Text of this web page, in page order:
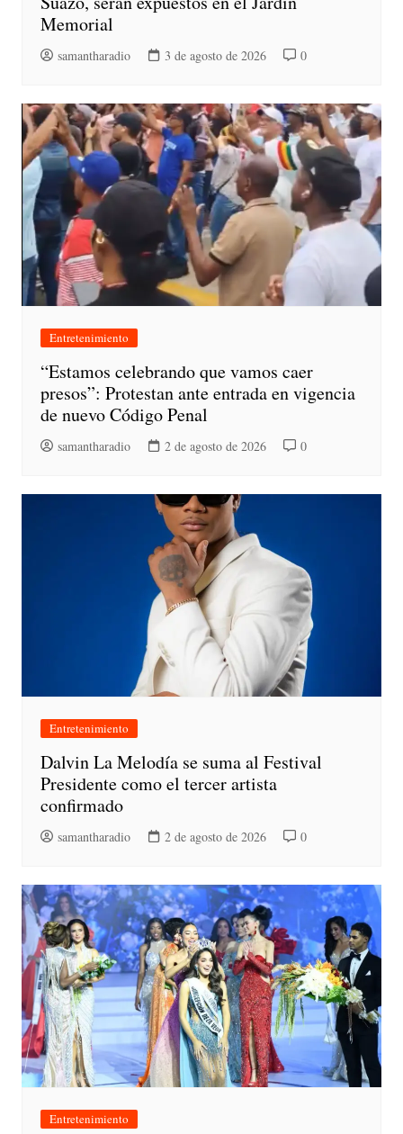
Memorial
samantharadio 3 de agosto de 2026 0
Entretenimiento
“Estamos celebrando que vamos caer
presos”: Protestan ante entrada en vigencia
de nuevo Código Penal
samantharadio 2 de agosto de 2026 0
Entretenimiento
Dalvin La Melodía se suma al Festival
Presidente como el tercer artista
confirmado
samantharadio 2 de agosto de 2026 0
Entretenimiento